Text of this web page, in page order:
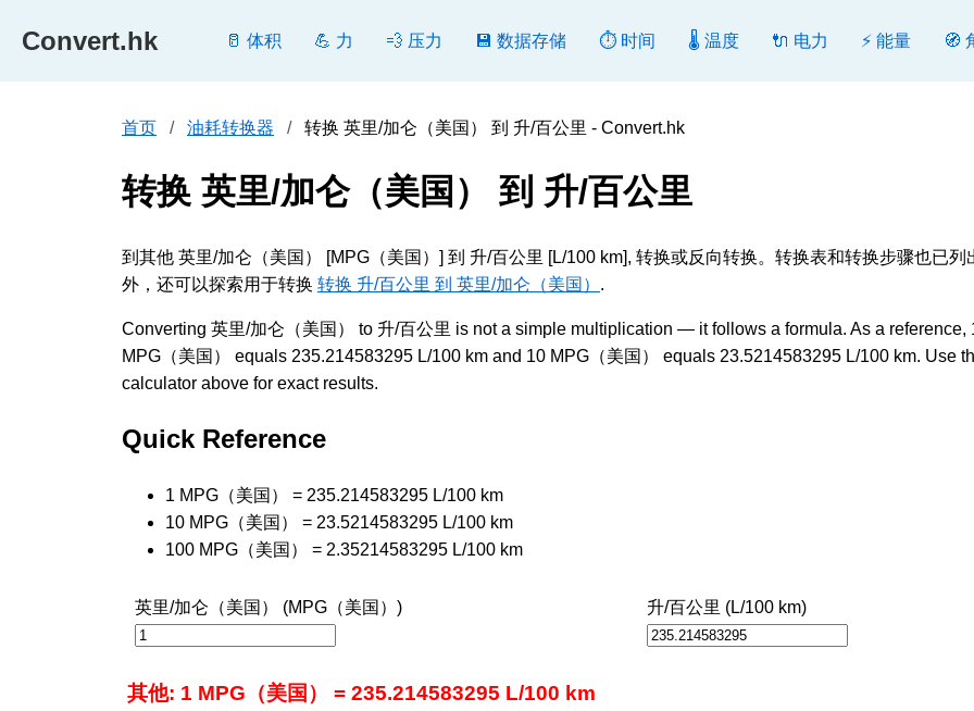
Convert.hk 🥛 体积 💪 力 💨 压力 💾 数据存储 ⏱️ 时间 🌡️ 温度 🔌 电力 ⚡ 能量 🧭
首页 油耗转换器 转换 英里/加仑（美国） 到 升/百公里 - Convert.hk
转换 英里/加仑（美国） 到 升/百公里
到其他 英里/加仑（美国） [MPG（美国）] 到 升/百公里 [L/100 km], 转换或反向转换。转换表和转换步骤也已列
外，还可以探索用于转换 转换 升/百公里 到 英里/加仑（美国） .
Converting 英里/加仑（美国） to 升/百公里 is not a simple multiplication — it follows a formula. As a reference,
MPG（美国） equals 235.214583295 L/100 km and 10 MPG（美国） equals 23.5214583295 L/100 km. Use
calculator above for exact results.
Quick Reference
1 MPG（美国） = 235.214583295 L/100 km
10 MPG（美国） = 23.5214583295 L/100 km
100 MPG（美国） = 2.35214583295 L/100 km
英里/加仑（美国） (MPG（美国）) 升/百公里 (L/100 km)
其他: 1 MPG（美国） = 235.214583295 L/100 km